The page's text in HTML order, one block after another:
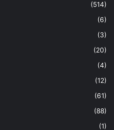
(514)
(6)
(3)
(20)
(4)
(12)
(61)
(88)
(1)